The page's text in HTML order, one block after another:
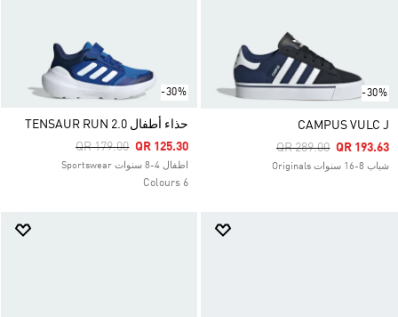
-30%
CAMPUS VULC J
Price Reduced From
QR 289.00ToQR 193.63
شباب 8-16 سنوات Originals
-30%
حذاء أطفال TENSAUR RUN 2.0
Price Reduced From
QR 179.00ToQR 125.30
اطفال 4-8 سنوات Sportswear
6 Colours